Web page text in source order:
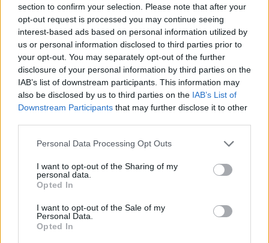
section to confirm your selection. Please note that after your
opt-out request is processed you may continue seeing
interest-based ads based on personal information utilized by
us or personal information disclosed to third parties prior to
your opt-out. You may separately opt-out of the further
disclosure of your personal information by third parties on the
IAB’s list of downstream participants. This information may
also be disclosed by us to third parties on the IAB’s List of
Downstream Participants that may further disclose it to other
Personal Data Processing Opt Outs
I want to opt-out of the Sharing of my
personal data.
Opted In
I want to opt-out of the Sale of my
Personal Data.
Opted In